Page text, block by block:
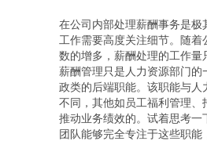
在公司内部处理薪酬事务是
工作需要高度关注细节。随着
数的增多，薪酬处理的工作量
薪酬管理只是人力资源部门
政类的后端职能。该职能与
不同，其他如员工福利管理
推动业务绩效的。试着思考
团队能够完全专注于这些职